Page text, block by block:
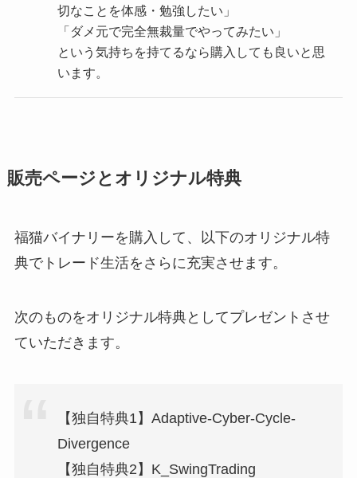
切なことを体感・勉強したい」
「ダメ元で完全無裁量でやってみたい」
という気持ちを持てるなら購入しても良いと思
います。
販売ページとオリジナル特典
福猫バイナリーを購入して、以下のオリジナル特
典でトレード生活をさらに充実させます。
次のものをオリジナル特典としてプレゼントさせ
ていただきます。
【独自特典1】Adaptive-Cyber-Cycle-
Divergence
【独自特典2】K_SwingTrading